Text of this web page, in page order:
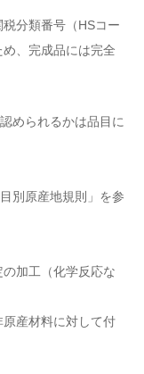
分類番号（HSコー
、完成品には完全
められるかは品目に
原産地規則」を参
加工（化学反応な
産材料に対して付